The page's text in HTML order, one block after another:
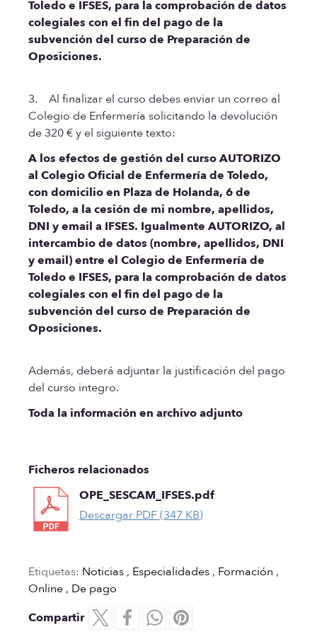
Toledo e IFSES, para la comprobación de datos
colegiales con el fin del pago de la
subvención del curso de Preparación de
Oposiciones.
3. Al finalizar el curso debes enviar un correo al
Colegio de Enfermería solicitando la devolución
de 320 € y el siguiente texto:
A los efectos de gestión del curso AUTORIZO
al Colegio Oficial de Enfermería de Toledo,
con domicilio en Plaza de Holanda, 6 de
Toledo, a la cesión de mi nombre, apellidos,
DNI y email a IFSES. Igualmente AUTORIZO, al
intercambio de datos (nombre, apellidos, DNI
y email) entre el Colegio de Enfermería de
Toledo e IFSES, para la comprobación de datos
colegiales con el fin del pago de la
subvención del curso de Preparación de
Oposiciones.
Además, deberá adjuntar la justificación del pago
del curso integro.
Toda la información en archivo adjunto
Ficheros relacionados
OPE_SESCAM_IFSES.pdf
Descargar PDF (347 KB)
Etiquetas: Noticias , Especialidades , Formación ,
Online , De pago
Compartir